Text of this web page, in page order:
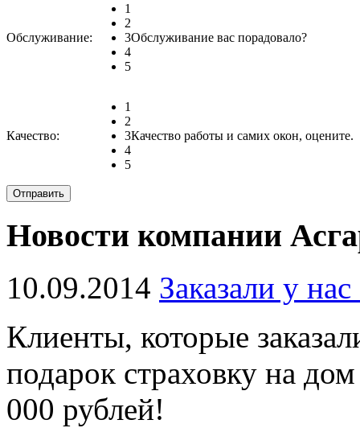
Обслуживание:
1
2
3
4
5
Обслуживание вас порадовало?
Качество:
1
2
3
4
5
Качество работы и самих окон, оцените.
Новости компании
10.09.2014 Заказали у
Клиенты, которые
подарок страховку на
000 рублей!